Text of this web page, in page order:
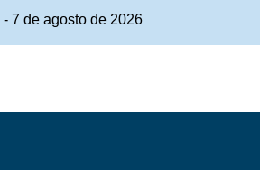
- 7 de agosto de 2026